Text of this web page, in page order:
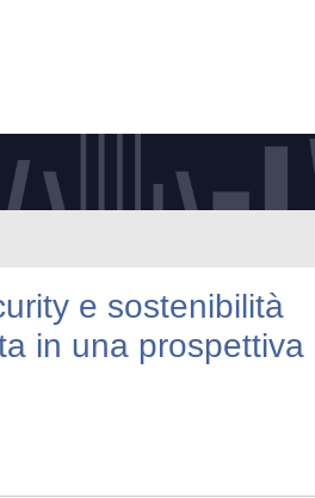
e sostenibilità
in una prospettiva